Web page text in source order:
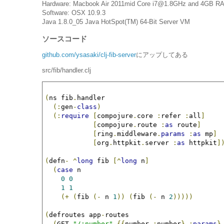
Hardware: Macbook Air 2011mid Core i7@1.8GHz and 4GB
Software: OSX 10.9.3
Java 1.8.0_05 Java HotSpot(TM) 64-Bit Server VM
ソースコード
github.com/ysasaki/clj-fib-serverにアップしてある
src/fib/handler.clj
( ns fib . handler
(: gen - class )
(: require compojure . core : refer : all
compojure . route : as route
ring . middleware . params : as mp
org . httpkit . server : as httpkit
( defn - ^long fib [^long n
( case n
0 0
1
1
(+
( fib (- n 1 )) ( fib (- n 2 )))))
( defroutes app - routes